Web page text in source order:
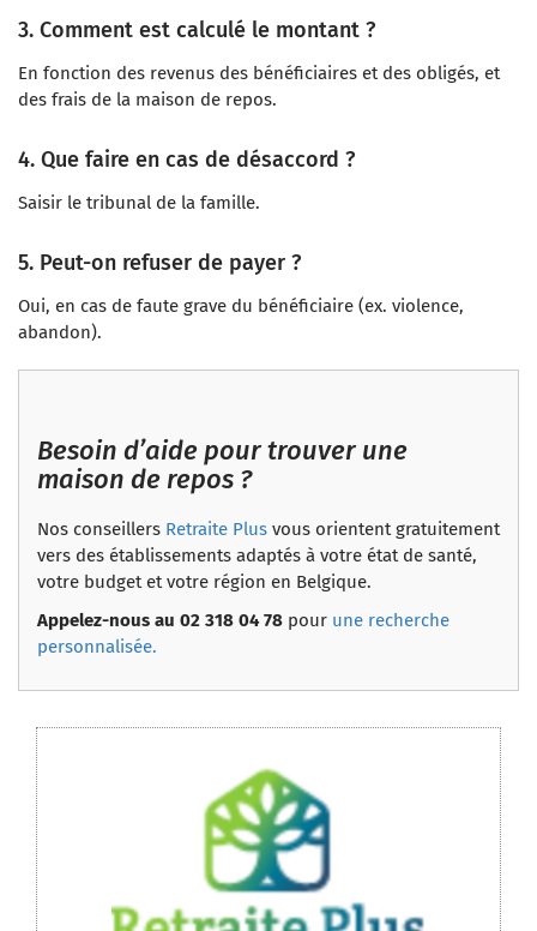
3. Comment est calculé le montant ?
En fonction des revenus des bénéficiaires et des obligés, et
des frais de la maison de repos.
4. Que faire en cas de désaccord ?
Saisir le tribunal de la famille.
5. Peut-on refuser de payer ?
Oui, en cas de faute grave du bénéficiaire (ex. violence,
abandon).
Besoin d’aide pour trouver une
maison de repos ?
Nos conseillers Retraite Plus vous orientent gratuitement
vers des établissements adaptés à votre état de santé,
votre budget et votre région en Belgique.
Appelez-nous au 02 318 04 78 pour une recherche
personnalisée.